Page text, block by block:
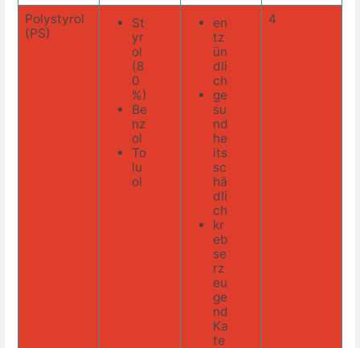
Polystyrol
(PS)
St
yr
ol
(8
0
%)
Be
nz
ol
To
lu
ol
en
tz
ün
dli
ch
ge
su
nd
he
its
sc
hä
dli
ch
kr
eb
se
rz
eu
ge
nd
Ka
te
4